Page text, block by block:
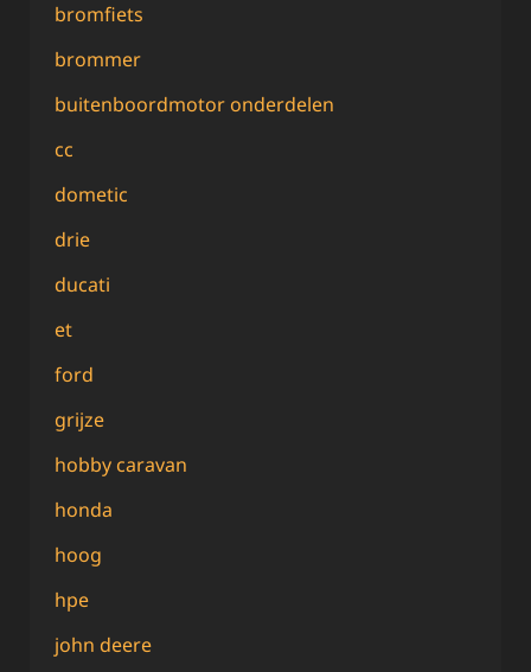
bromfiets
brommer
buitenboordmotor onderdelen
cc
dometic
drie
ducati
et
ford
grijze
hobby caravan
honda
hoog
hpe
john deere